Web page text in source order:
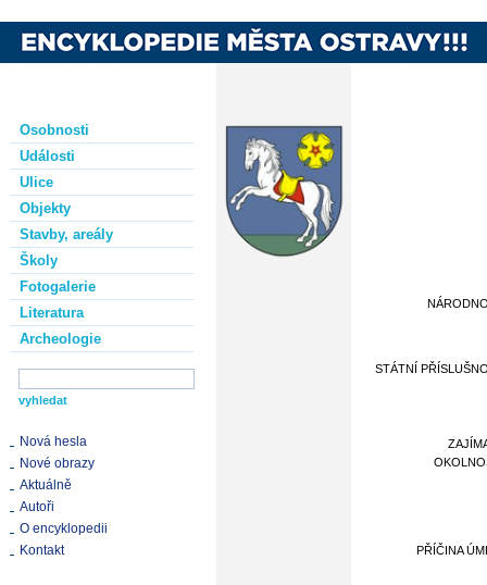
Osobnosti
Události
Ulice
Objekty
Stavby, areály
Školy
Fotogalerie
Literatura
Archeologie
Nová hesla
Nové obrazy
Aktuálně
Autoři
O encyklopedii
Kontakt
STÁTNÍ
PŘÍČINA